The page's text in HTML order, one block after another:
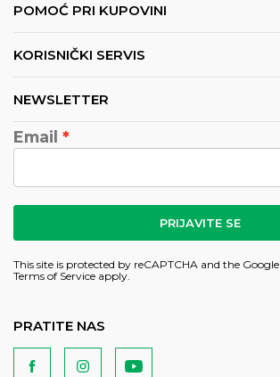
POMOĆ PRI KUPOVINI
KORISNIČKI SERVIS
NEWSLETTER
Email
PRIJAVITE SE
This site is protected by reCAPTCHA and the Google
Terms of Service apply.
PRATITE NAS